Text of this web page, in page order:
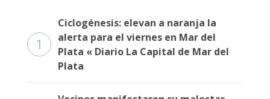
1
Ciclogénesis: elevan a naranja la
alerta para el viernes en Mar del
Plata « Diario La Capital de Mar del
Plata